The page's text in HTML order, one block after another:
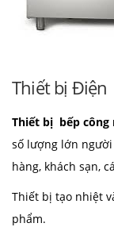
Thiết bị Điện
Thiết bị bếp công
số lượng lớn
hàng, khách sạn,
Thiết bị tạo nhiệt
phẩm.